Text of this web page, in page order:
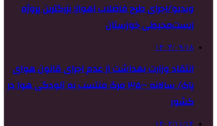
ویدیو/اجرای طرح فاضلاب اهواز؛ بزرگترین پروژه
زیست‌محیطی خوزستان
۱۴۰۳/۰۹/۱۸
انتقاد وزارت بهداشت از عدم اجرای قانون هوای
پاک/ سالانه ۳۵۰۰۰ مرگ منتسب به آلودگی هوا در
کشور
۱۴۰۲/۱۱/۱۴